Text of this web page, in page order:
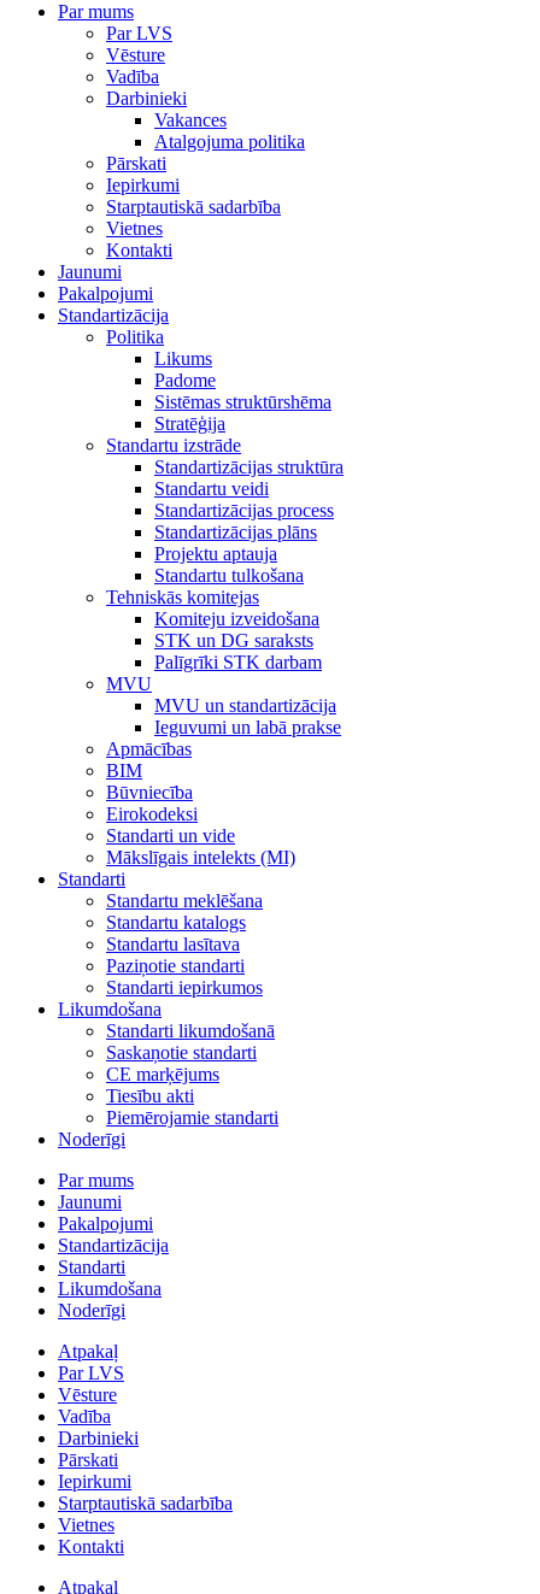
Par mums
Par LVS
Vēsture
Vadība
Darbinieki
Vakances
Atalgojuma politika
Pārskati
Iepirkumi
Starptautiskā sadarbība
Vietnes
Kontakti
Jaunumi
Pakalpojumi
Standartizācija
Politika
Likums
Padome
Sistēmas struktūrshēma
Stratēģija
Standartu izstrāde
Standartizācijas struktūra
Standartu veidi
Standartizācijas process
Standartizācijas plāns
Projektu aptauja
Standartu tulkošana
Tehniskās komitejas
Komiteju izveidošana
STK un DG saraksts
Palīgrīki STK darbam
MVU
MVU un standartizācija
Ieguvumi un labā prakse
Apmācības
BIM
Būvniecība
Eirokodeksi
Standarti un vide
Mākslīgais intelekts (MI)
Standarti
Standartu meklēšana
Standartu katalogs
Standartu lasītava
Paziņotie standarti
Standarti iepirkumos
Likumdošana
Standarti likumdošanā
Saskaņotie standarti
CE marķējums
Tiesību akti
Piemērojamie standarti
Noderīgi
Par mums
Jaunumi
Pakalpojumi
Standartizācija
Standarti
Likumdošana
Noderīgi
Atpakaļ
Par LVS
Vēsture
Vadība
Darbinieki
Pārskati
Iepirkumi
Starptautiskā sadarbība
Vietnes
Kontakti
Atpakaļ